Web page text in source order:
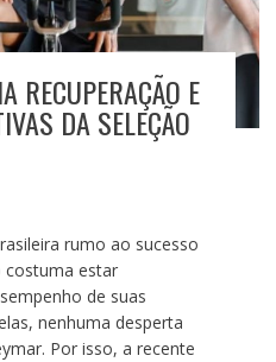
RECUPERAÇÃO E
DA SELEÇÃO
rumo ao sucesso
costuma estar
de suas
nenhuma desperta
Por isso, a recente